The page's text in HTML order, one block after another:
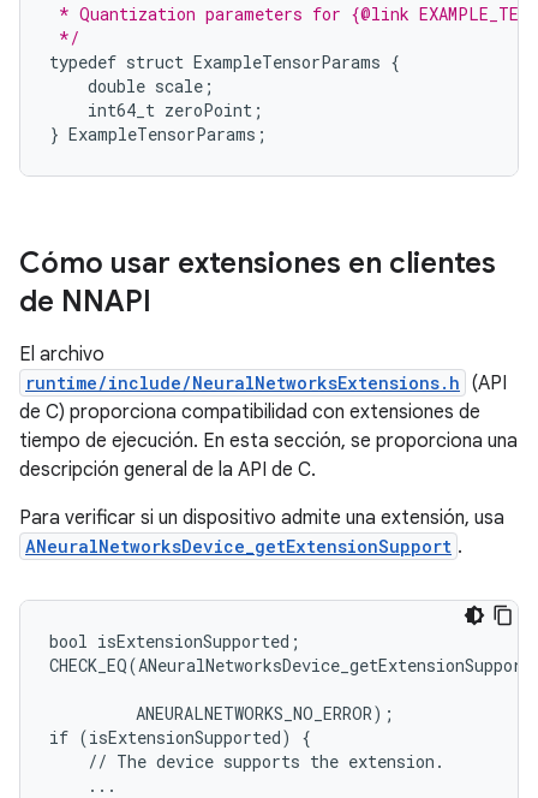
* Quantization parameters for {@link
*/
typedef struct ExampleTensorParams {
double scale ;
int64_t zeroPoint ;
} ExampleTensorParams ;
Cómo usar extensiones en clientes
de NNAPI
El archivo
runtime/include/NeuralNetworksExtensions.h (API
de C) proporciona compatibilidad con extensiones de
tiempo de ejecución. En esta sección, se proporciona una
descripción general de la API de C.
Para verificar si un dispositivo admite una extensión, usa
ANeuralNetworksDevice_getExtensionSupport .
bool isExtensionSupported;
         ANEURALNETWORKS_NO_ERROR);
if (isExtensionSupported) {
    // The device supports the extension.
    ...